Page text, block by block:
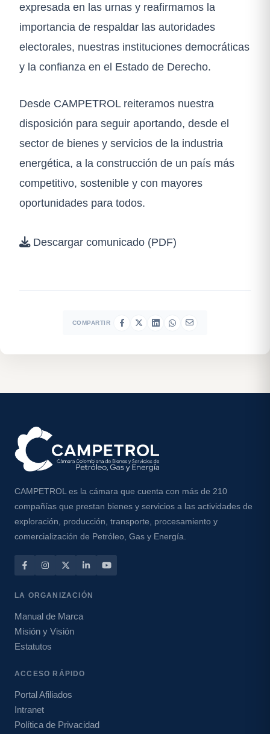
expresada en las urnas y reafirmamos la
importancia de respaldar las autoridades
electorales, nuestras instituciones democráticas
y la confianza en el Estado de Derecho.
Desde CAMPETROL reiteramos nuestra
disposición para seguir aportando, desde el
sector de bienes y servicios de la industria
energética, a la construcción de un país más
competitivo, sostenible y con mayores
oportunidades para todos.
Descargar comunicado (PDF)
COMPARTIR
CAMPETROL es la cámara que cuenta con más de 210
compañías que prestan bienes y servicios a las actividades de
exploración, producción, transporte, procesamiento y
comercialización de Petróleo, Gas y Energía.
LA ORGANIZACIÓN
Manual de Marca
Misión y Visión
Estatutos
ACCESO RÁPIDO
Portal Afiliados
Intranet
Política de Privacidad